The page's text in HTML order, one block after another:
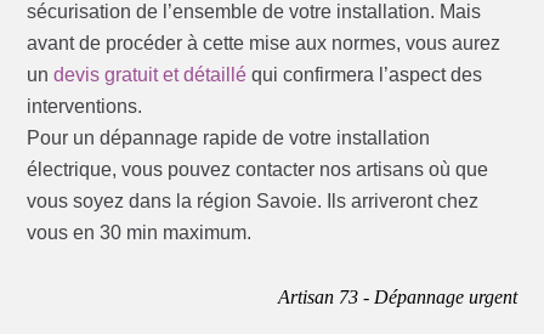
sécurisation de l’ensemble de votre installation. Mais
avant de procéder à cette mise aux normes, vous aurez
undevis gratuit et détaillé qui confirmera l’aspect des
interventions.
Pour un dépannage rapide de votre installation
électrique, vous pouvez contacter nos artisans où que
vous soyez dans la région Savoie. Ils arriveront chez
vous en 30 min maximum.
Artisan 73 - Dépannage urgent